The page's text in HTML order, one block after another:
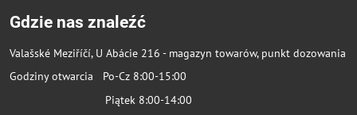
Gdzie nas znaleźć
Valašské Meziříčí, U Abácie 216 - magazyn towarów, punkt dozowania
Godziny otwarcia Po-Cz 8:00-15:00
Piątek 8:00-14:00